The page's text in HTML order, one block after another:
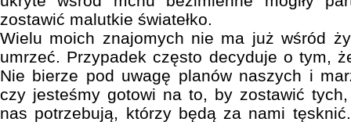
zostawić malutkie światełko.
Wielu moich znajomych nie ma już wśród
umrzeć. Przypadek często decyduje o tym,
Nie bierze pod uwagę planów naszych i
czy jesteśmy gotowi na to, by zostawić
nas potrzebują, którzy będą za nami